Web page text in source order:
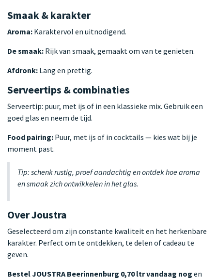
Smaak & karakter
Aroma: Karaktervol en uitnodigend.
De smaak: Rijk van smaak, gemaakt om van te genieten.
Afdronk: Lang en prettig.
Serveertips & combinaties
Serveertip: puur, met ijs of in een klassieke mix. Gebruik een
goed glas en neem de tijd.
Food pairing: Puur, met ijs of in cocktails — kies wat bij je
moment past.
Tip: schenk rustig, proef aandachtig en ontdek hoe aroma
en smaak zich ontwikkelen in het glas.
Over Joustra
Geselecteerd om zijn constante kwaliteit en het herkenbare
karakter. Perfect om te ontdekken, te delen of cadeau te
geven.
Bestel JOUSTRA Beerinnenburg 0,70 ltr vandaag nog en